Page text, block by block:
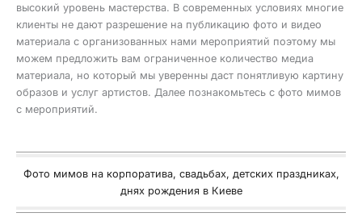
высокий уровень мастерства. В современных условиях многие
клиенты не дают разрешение на публикацию фото и видео
материала с организованных нами мероприятий поэтому мы
можем предложить вам ограниченное количество медиа
материала, но который мы уверенны даст понятливую картину
образов и услуг артистов. Далее познакомьтесь с фото мимов
с мероприятий.
Фото мимов на корпоратива, свадьбах, детских праздниках,
днях рождения в Киеве